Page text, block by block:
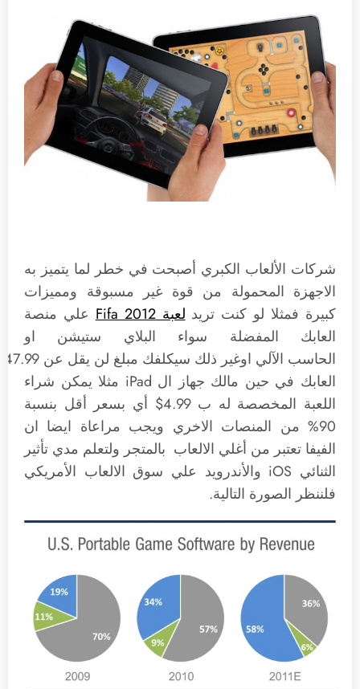
شركات الألعاب الكبري أصبحت في خطر لما يتميز به
الاجهزة المحمولة من قوة غير مسبوقة ومميزات
كبيرة فمثلا لو كنت تريد لعبة Fifa 2012
علي منصة
العابك المفضلة سواء البلاي ستيشن او
العابك في حين مالك جهاز ال iPad مثلا يمكن شراء
اللعبة المخصصة له ب 4.99$ أي بسعر أقل بنسبة
90% من المنصات الاخري ويجب مراعاة ايضا ان
الفيفا تعتبر من أغلي الالعاب بالمتجر ولتعلم مدي تأثير
الثنائي iOS والأندرويد علي سوق الالعاب الأمريكي
فلننظر الصورة التالية.